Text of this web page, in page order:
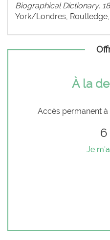
Biographical Dictionary,
York/Londres, Routledge,
À la
Accès permanent
Je